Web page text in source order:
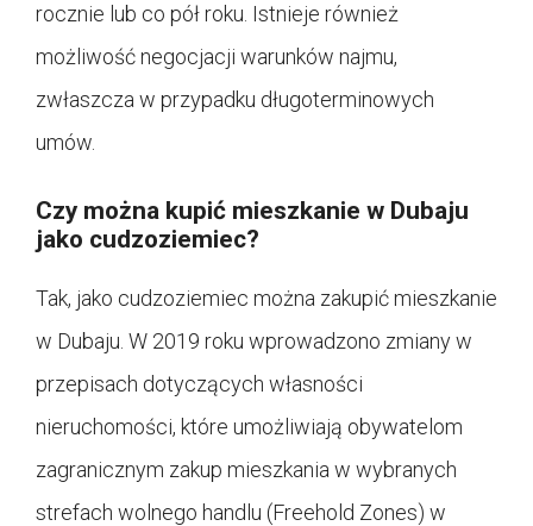
rocznie lub co pół roku. Istnieje również
możliwość negocjacji warunków najmu,
zwłaszcza w przypadku długoterminowych
umów.
Czy można kupić mieszkanie w Dubaju
jako cudzoziemiec?
Tak, jako cudzoziemiec można zakupić mieszkanie
w Dubaju. W 2019 roku wprowadzono zmiany w
przepisach dotyczących własności
nieruchomości, które umożliwiają obywatelom
zagranicznym zakup mieszkania w wybranych
strefach wolnego handlu (Freehold Zones) w